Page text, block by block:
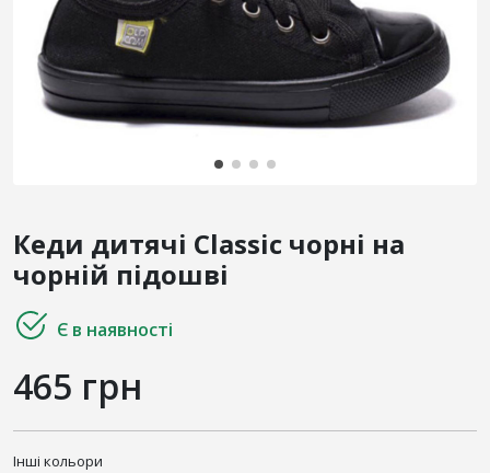
Кеди дитячі Classic чорні на
чорній підошві
Є в наявності
465 грн
Інші кольори